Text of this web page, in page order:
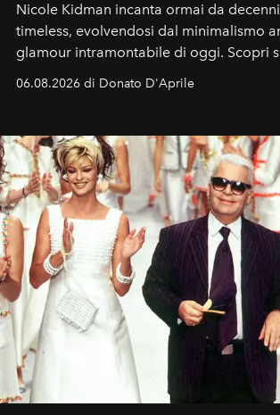
Nicole Kidman incanta ormai da
timeless, evolvendosi dal minimalismo
glamour intramontabile di oggi. Scopri
06.08.2026 di Donato D'Aprile